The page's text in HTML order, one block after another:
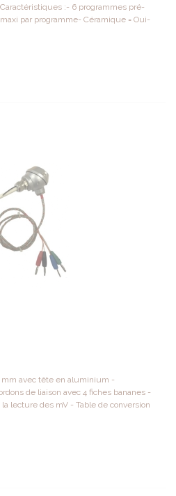
:- 6 programmes pré-
par programme- Céramique = Oui-
avec tête en aluminium -
de liaison avec 4 fiches bananes -
lecture des mV - Table de conversion